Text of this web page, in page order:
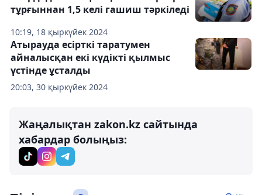
10:19, 18 қыркүйек 2024
тұрғыннан 1,5 келі гашиш тәркіледі
20:03, 30 қыркүйек 2024
Атырауда есірткі таратумен
айналысқан екі күдікті қылмыс
үстінде ұсталды
Жаңалықтан zakon.kz сайтында
хабардар болыңыз: